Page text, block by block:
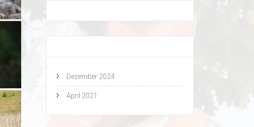
Dezember 2024
April 2021